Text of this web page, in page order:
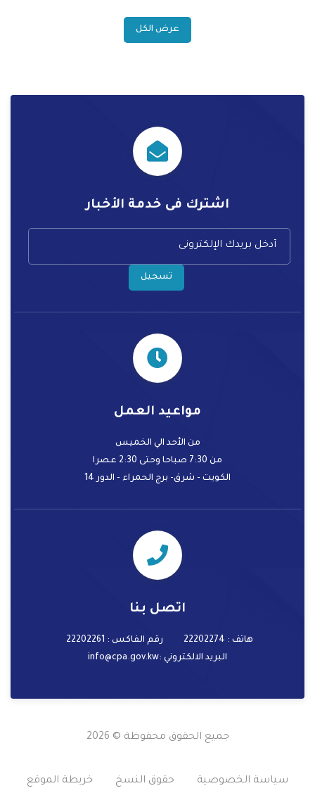
عرض الكل
اشترك فى خدمة الأخبار
تسجيل
مواعيد العمل
من الأحد الي الخميس
من 7:30 صباحا وحتى 2:30 عصرا
الكويت - شرق- برج الحمراء - الدور 14
اتصل بنا
هاتف : 22202274
رقم الفاكس : 22202261
البريد الالكتروني :info@cpa.gov.kw
جميع الحقوق محفوظة © 2026
سياسة الخصوصية حقوق النسخ خريطة الموقع